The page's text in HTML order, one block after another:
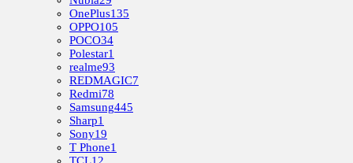
OnePlus135
OPPO105
POCO34
Polestar1
realme93
REDMAGIC7
Redmi78
Samsung445
Sharp1
Sony19
T Phone1